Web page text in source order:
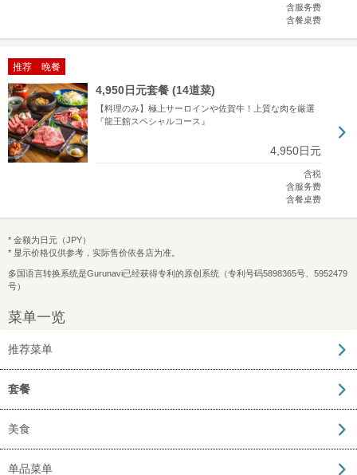
含服务费
含餐桌费
推荐 晚餐
4,950日元套餐 (14道菜)
【料理のみ】極上サーロインや佐賀牛！上質な肉を厳選
『龍王館スペシャルコース』
4,950日元
含税
含服务费
含餐桌费
* 金额为日元（JPY）
* 显示价格仅供参考，实际售价依各店为准。
多国语言转换系统是Gurunavi已经获得专利的原创系统（专利号码5898365号、5952479
号）
菜单一览
推荐菜单
套餐
美食
单品菜单